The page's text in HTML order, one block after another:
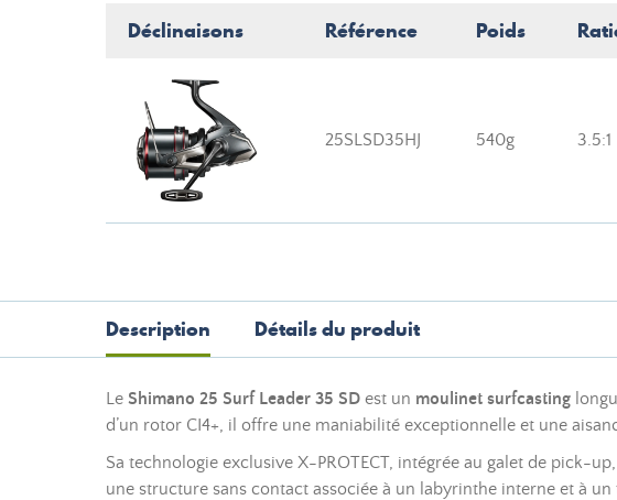
Déclinaisons Référence Poids
25SLSD35HJ 540g 3.5:1
Description Détails du produit
Le Shimano 25 Surf Leader 35 SD est un moulinet surfcasting
d’un rotor CI4+, il offre une maniabilité exceptionnelle et une
Sa technologie exclusive X-PROTECT, intégrée au galet de pick-
une structure sans contact associée à un labyrinthe interne et à